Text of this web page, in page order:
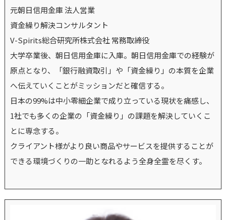
元朝日信用金庫 法人営業
資金繰り解決コンサルタント
V-Spirits総合研究所株式会社 常務取締役
大学卒業後、朝日信用金庫に入庫。朝日信用金庫での経験が
原点となり、「銀行融資取引」や「資金繰り」の本質を企業
へ伝えていくことがミッションだと確信する。
日本の99%は中小零細企業で成り立っている現状を痛感し、
1社でも多くの企業の「資金繰り」の課題を解決していくこ
とに専念する。
クライアント様がより良い商品やサービスを提供することが
できる環境づくりの一助となれるよう全身全霊を尽くす。